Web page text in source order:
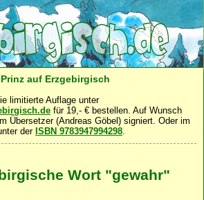
auf Erzgebirgisch
limitierte Auflage unter
für 19,- € bestellen. Auf Wunsch
Übersetzer (Andreas Göbel) signiert. Oder im
der ISBN 9783947994298.
Wort "gewahr"